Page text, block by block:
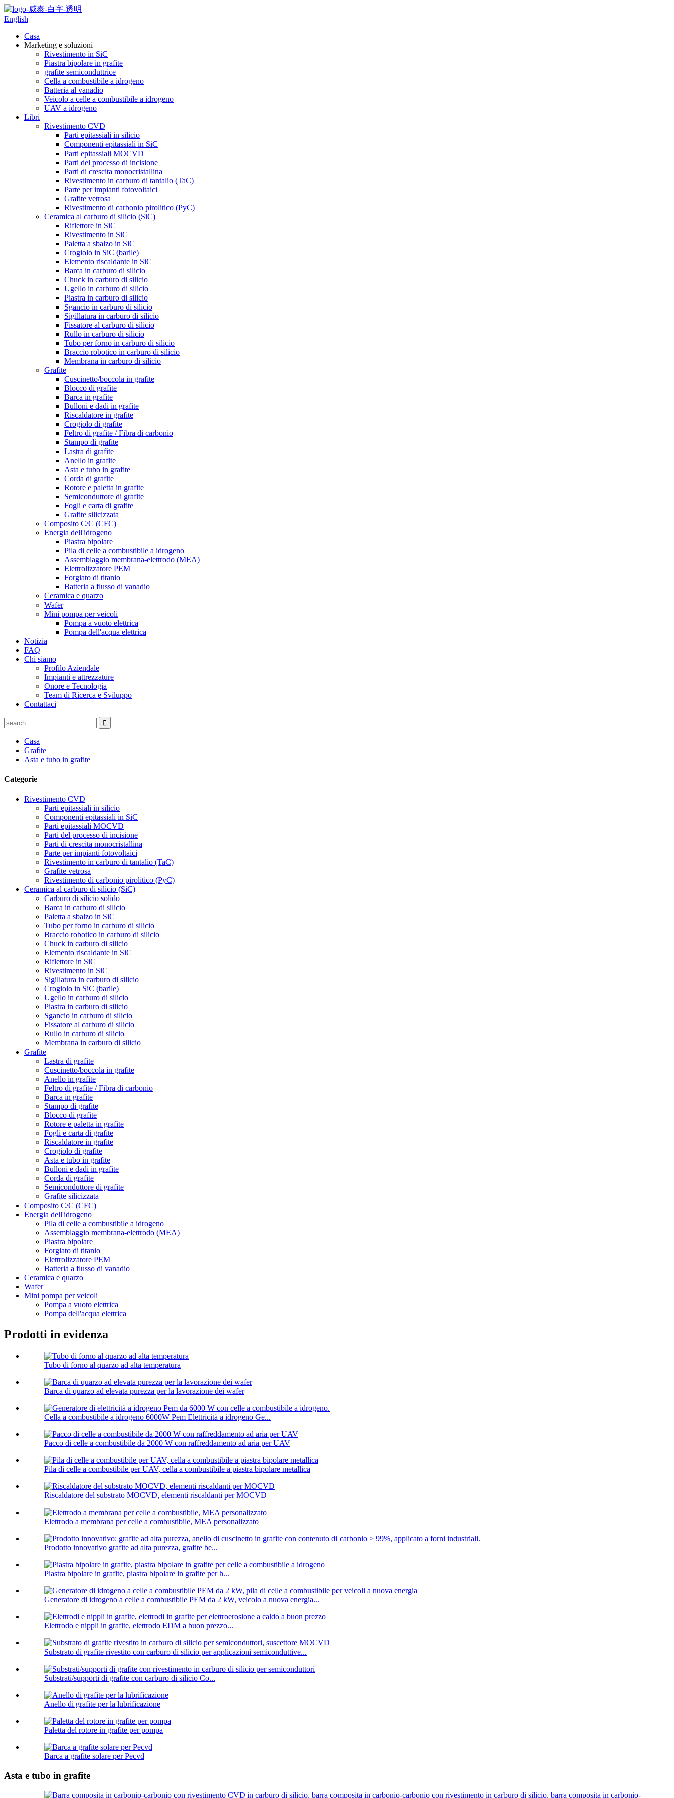
English
Casa
Marketing e soluzioni
Rivestimento in SiC
Piastra bipolare in grafite
grafite semiconduttrice
Cella a combustibile a idrogeno
Batteria al vanadio
Veicolo a celle a combustibile a idrogeno
UAV a idrogeno
Libri
Rivestimento CVD
Parti epitassiali in silicio
Componenti epitassiali in SiC
Parti epitassiali MOCVD
Parti del processo di incisione
Parti di crescita monocristallina
Rivestimento in carburo di tantalio (TaC)
Parte per impianti fotovoltaici
Grafite vetrosa
Rivestimento di carbonio pirolitico (PyC)
Ceramica al carburo di silicio (SiC)
Riflettore in SiC
Rivestimento in SiC
Paletta a sbalzo in SiC
Crogiolo in SiC (barile)
Elemento riscaldante in SiC
Barca in carburo di silicio
Chuck in carburo di silicio
Ugello in carburo di silicio
Piastra in carburo di silicio
Sgancio in carburo di silicio
Sigillatura in carburo di silicio
Fissatore al carburo di silicio
Rullo in carburo di silicio
Tubo per forno in carburo di silicio
Braccio robotico in carburo di silicio
Membrana in carburo di silicio
Grafite
Cuscinetto/boccola in grafite
Blocco di grafite
Barca in grafite
Bulloni e dadi in grafite
Riscaldatore in grafite
Crogiolo di grafite
Feltro di grafite / Fibra di carbonio
Stampo di grafite
Lastra di grafite
Anello in grafite
Asta e tubo in grafite
Corda di grafite
Rotore e paletta in grafite
Semiconduttore di grafite
Fogli e carta di grafite
Grafite silicizzata
Composito C/C (CFC)
Energia dell'idrogeno
Piastra bipolare
Pila di celle a combustibile a idrogeno
Assemblaggio membrana-elettrodo (MEA)
Elettrolizzatore PEM
Forgiato di titanio
Batteria a flusso di vanadio
Ceramica e quarzo
Wafer
Mini pompa per veicoli
Pompa a vuoto elettrica
Pompa dell'acqua elettrica
Notizia
FAQ
Chi siamo
Profilo Aziendale
Impianti e attrezzature
Onore e Tecnologia
Team di Ricerca e Sviluppo
Contattaci
Casa
Grafite
Asta e tubo in grafite
Categorie
Rivestimento CVD
Parti epitassiali in silicio
Componenti epitassiali in SiC
Parti epitassiali MOCVD
Parti del processo di incisione
Parti di crescita monocristallina
Parte per impianti fotovoltaici
Rivestimento in carburo di tantalio (TaC)
Grafite vetrosa
Rivestimento di carbonio pirolitico (PyC)
Ceramica al carburo di silicio (SiC)
Carburo di silicio solido
Barca in carburo di silicio
Paletta a sbalzo in SiC
Tubo per forno in carburo di silicio
Braccio robotico in carburo di silicio
Chuck in carburo di silicio
Elemento riscaldante in SiC
Riflettore in SiC
Rivestimento in SiC
Sigillatura in carburo di silicio
Crogiolo in SiC (barile)
Ugello in carburo di silicio
Piastra in carburo di silicio
Sgancio in carburo di silicio
Fissatore al carburo di silicio
Rullo in carburo di silicio
Membrana in carburo di silicio
Grafite
Lastra di grafite
Cuscinetto/boccola in grafite
Anello in grafite
Feltro di grafite / Fibra di carbonio
Barca in grafite
Stampo di grafite
Blocco di grafite
Rotore e paletta in grafite
Fogli e carta di grafite
Riscaldatore in grafite
Crogiolo di grafite
Asta e tubo in grafite
Bulloni e dadi in grafite
Corda di grafite
Semiconduttore di grafite
Grafite silicizzata
Composito C/C (CFC)
Energia dell'idrogeno
Pila di celle a combustibile a idrogeno
Assemblaggio membrana-elettrodo (MEA)
Piastra bipolare
Forgiato di titanio
Elettrolizzatore PEM
Batteria a flusso di vanadio
Ceramica e quarzo
Wafer
Mini pompa per veicoli
Pompa a vuoto elettrica
Pompa dell'acqua elettrica
Prodotti in evidenza
Tubo di forno al quarzo ad alta temperatura
Barca di quarzo ad elevata purezza per la lavorazione dei wafer
Cella a combustibile a idrogeno 6000W Pem Elettricità a idrogeno Ge...
Pacco di celle a combustibile da 2000 W con raffreddamento ad aria per UAV
Pila di celle a combustibile per UAV, cella a combustibile a piastra bipolare metallica
Riscaldatore del substrato MOCVD, elementi riscaldanti per MOCVD
Elettrodo a membrana per celle a combustibile, MEA personalizzato
Prodotto innovativo grafite ad alta purezza, grafite be...
Piastra bipolare in grafite, piastra bipolare in grafite per h...
Generatore di idrogeno a celle a combustibile PEM da 2 kW, veicolo a nuova energia...
Elettrodo e nippli in grafite, elettrodo EDM a buon prezzo...
Substrato di grafite rivestito con carburo di silicio per applicazioni semiconduttive...
Substrati/supporti di grafite con carburo di silicio Co...
Anello di grafite per la lubrificazione
Paletta del rotore in grafite per pompa
Barca a grafite solare per Pecvd
Asta e tubo in grafite